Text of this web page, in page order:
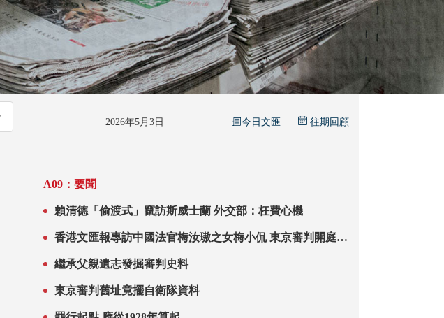
香港文匯報 2026年5月3日 今日文匯 往期回顧
A09：要聞
賴清德「偷渡式」竄訪斯威士蘭 外交部：枉費心機
香港文匯報專訪中國法官梅汝璈之女梅小侃 東京審判開庭80
繼承父親遺志發掘審判史料
東京審判舊址竟擺自衛隊資料